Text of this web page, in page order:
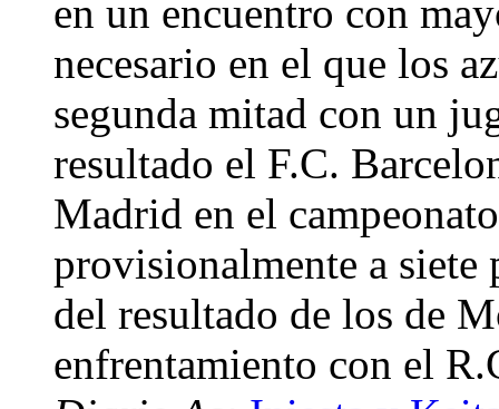
en un encuentro con
necesario en el que los
segunda mitad con un
resultado el F.C.
Madrid en el
provisionalmente a siete
del resultado de los de
enfrentamiento con el